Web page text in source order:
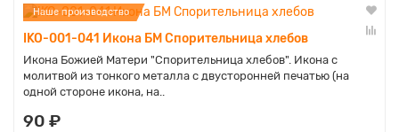
Наше производство
IKO-001-041 Икона БМ Спорительница хлебов
Икона Божией Матери "Спорительница хлебов". Икона с
молитвой из тонкого металла с двусторонней печатью (на
одной стороне икона, на..
90 ₽